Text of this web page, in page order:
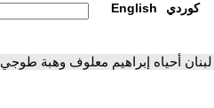
English كوردي
أحياه إبراهيم معلوف وهبة طوجي